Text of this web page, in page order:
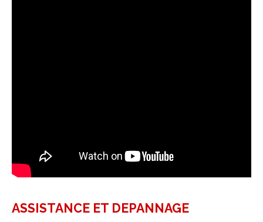
ASSISTANCE ET DEPANNAGE